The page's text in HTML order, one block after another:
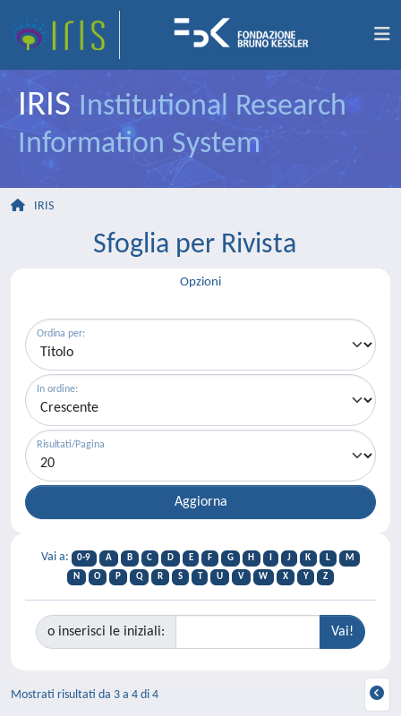
IRIS Institutional Research
Information System
IRIS
Sfoglia per Rivista
Opzioni
Ordina per:
In ordine:
Risultati/Pagina
Vai a: 0-9 A B C D E F G H J K L
M
N
O P Q R S T U V W X Y Z
o inserisci le iniziali:
Mostrati risultati da 3 a 4 di 4